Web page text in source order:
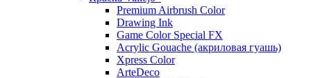
Premium Airbrush Color
Drawing Ink
Game Color Special FX
Acrylic Gouache (акриловая гуашь)
Xpress Color
ArteDeco